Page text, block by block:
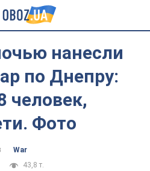
нанесли
по Днепру:
человек,
Фото
War
43,8 т.